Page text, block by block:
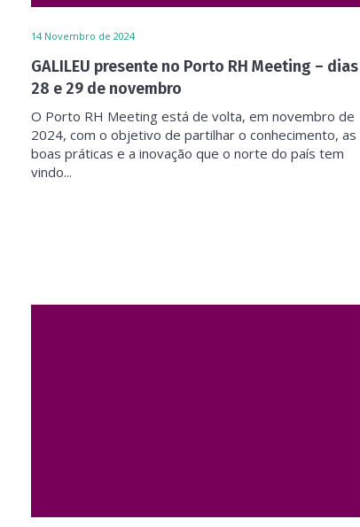
14 Novembro de 2024
GALILEU presente no Porto RH Meeting – dias
28 e 29 de novembro
O Porto RH Meeting está de volta, em novembro de
2024, com o objetivo de partilhar o conhecimento, as
boas práticas e a inovação que o norte do país tem
vindo...